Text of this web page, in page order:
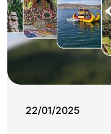
22/01/2025